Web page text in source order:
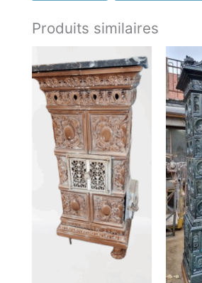
Produits similaires